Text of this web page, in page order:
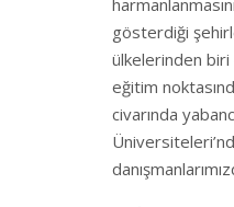
gösterdiği
ülkelerinden
eğitim
civarında